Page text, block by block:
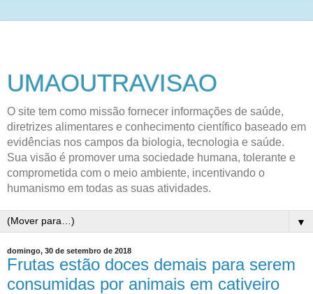
UMAOUTRAVISAO
O site tem como missão fornecer informações de saúde,
diretrizes alimentares e conhecimento científico baseado em
evidências nos campos da biologia, tecnologia e saúde.
Sua visão é promover uma sociedade humana, tolerante e
comprometida com o meio ambiente, incentivando o
humanismo em todas as suas atividades.
▼
domingo, 30 de setembro de 2018
Frutas estão doces demais para serem
consumidas por animais em cativeiro